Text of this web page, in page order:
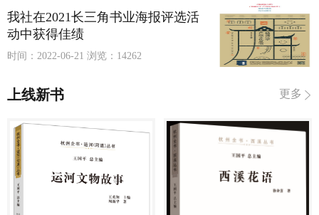
我社在2021长三角书业海报评选活
动中获得佳绩
时间：2022-06-21 浏览：14262
上线新书 更多